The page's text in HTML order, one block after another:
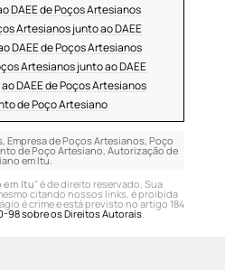
DAEE de Poços Artesianos
Artesianos junto ao DAEE
DAEE de Poços Artesianos
Artesianos junto ao DAEE
DAEE de Poços Artesianos
de Poço Artesiano
Empresa de Poços Artesianos, Poço
de Poço Artesiano, Autorização de
em Itu.
em Itu" é de direito reservado. Sua
citando nossos links, é proibida
é crime e está previsto no artigo 184
98 sobre os Direitos Autorais.